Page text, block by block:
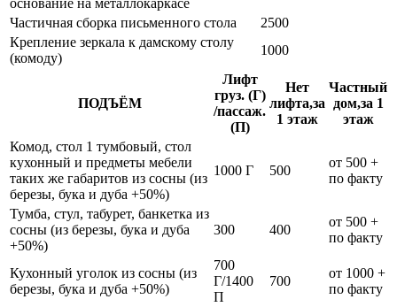
Частичная сборка письменного стола
2500
Крепление зеркала к дамскому столу
(комоду)
1000
ПОДЪЁМ
Лифт
груз. (Г)
/пассаж.
(П)
Нет
лифта,за
1 этаж
Частный
дом,за 1
этаж
Комод, стол 1 тумбовый, стол
кухонный и предметы мебели
таких же габаритов из сосны (из
березы, бука и дуба +50%)
1000 Г 500
от 500 +
по факту
Тумба, стул, табурет, банкетка из
сосны (из березы, бука и дуба
+50%)
300 400
от 500 +
по факту
Кухонный уголок из сосны (из
березы, бука и дуба +50%)
700
Г/1400
П
700
от 1000 +
по факту